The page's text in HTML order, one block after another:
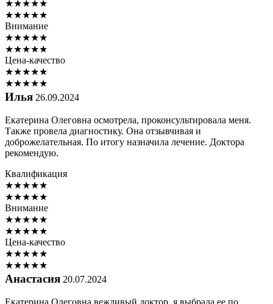
★★★★★
★★★★★
Внимание
★★★★★
★★★★★
Цена-качество
★★★★★
★★★★★
Илья 26.09.2024
Екатерина Олеговна осмотрела, проконсультировала меня.
Также провела диагностику. Она отзывчивая и
доброжелательная. По итогу назначила лечение. Доктора
рекомендую.
Квалификация
★★★★★
★★★★★
Внимание
★★★★★
★★★★★
Цена-качество
★★★★★
★★★★★
Анастасия 20.07.2024